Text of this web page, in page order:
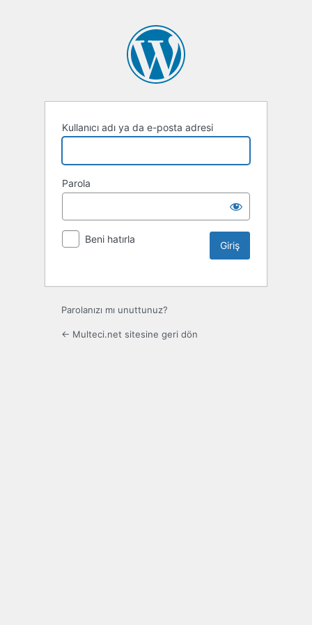
Kullanıcı adı ya da e-posta adresi
Parola
Beni hatırla
Parolanızı mı unuttunuz?
← Multeci.net sitesine geri dön